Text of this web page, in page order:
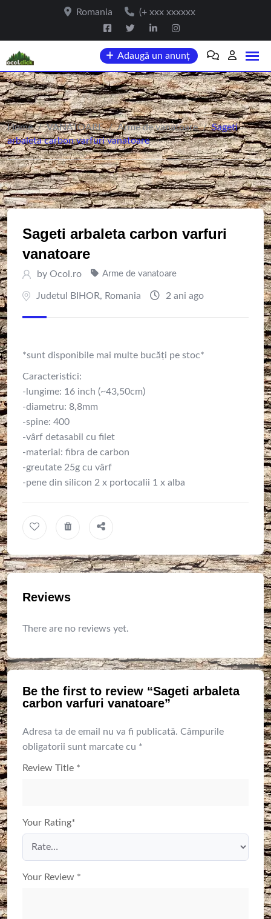
Romania (+ xxx xxxxxx
Adaugă un anunț
Home / VANATOARE / Arme de vanatoare / Sageti
arbaleta carbon varfuri vanatoare
Sageti arbaleta carbon varfuri
vanatoare
by Ocol.ro Arme de vanatoare
Judetul BIHOR, Romania 2 ani ago
*sunt disponibile mai multe bucăți pe stoc*
Caracteristici:
-lungime: 16 inch (~43,50cm)
-diametru: 8,8mm
-spine: 400
-vârf detasabil cu filet
-material: fibra de carbon
-greutate 25g cu vârf
-pene din silicon 2 x portocalii 1 x alba
Reviews
There are no reviews yet.
Be the first to review “Sageti arbaleta
carbon varfuri vanatoare”
Adresa ta de email nu va fi publicată. Câmpurile
obligatorii sunt marcate cu *
Review Title *
Your Rating*
Your Review *